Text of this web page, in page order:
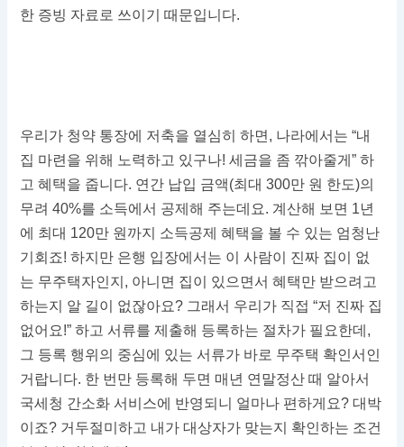
한 증빙 자료로 쓰이기 때문입니다.
우리가 청약 통장에 저축을 열심히 하면, 나라에서는 “내
집 마련을 위해 노력하고 있구나! 세금을 좀 깎아줄게” 하
고 혜택을 줍니다. 연간 납입 금액(최대 300만 원 한도)의
무려 40%를 소득에서 공제해 주는데요. 계산해 보면 1년
에 최대 120만 원까지 소득공제 혜택을 볼 수 있는 엄청난
기회죠! 하지만 은행 입장에서는 이 사람이 진짜 집이 없
는 무주택자인지, 아니면 집이 있으면서 혜택만 받으려고
하는지 알 길이 없잖아요? 그래서 우리가 직접 “저 진짜 집
없어요!” 하고 서류를 제출해 등록하는 절차가 필요한데,
그 등록 행위의 중심에 있는 서류가 바로 무주택 확인서인
거랍니다. 한 번만 등록해 두면 매년 연말정산 때 알아서
국세청 간소화 서비스에 반영되니 얼마나 편하게요? 대박
이죠? 거두절미하고 내가 대상자가 맞는지 확인하는 조건